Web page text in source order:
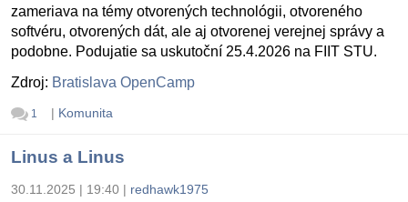
zameriava na témy otvorených technológii, otvoreného
softvéru, otvorených dát, ale aj otvorenej verejnej správy a
podobne. Podujatie sa uskutoční 25.4.2026 na FIIT STU.
Zdroj: Bratislava OpenCamp
1 | Komunita
Linus a Linus
30.11.2025 | 19:40 | redhawk1975